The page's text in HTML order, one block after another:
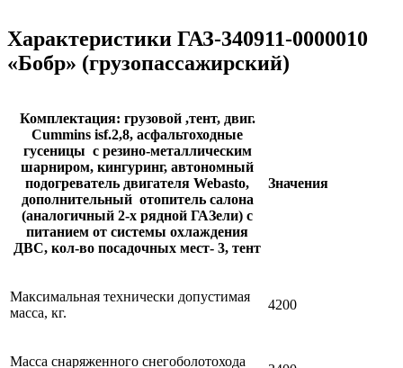
Характеристики ГАЗ-340911-0000010
«Бобр» (грузопассажирский)
Комплектация: грузовой ,тент, двиг.
Cummins isf.2,8, асфальтоходные
гусеницы с резино-металлическим
шарниром, кингуринг, автономный
подогреватель двигателя Webasto,
дополнительный отопитель салона
(аналогичный 2-х рядной ГАЗели) с
питанием от системы охлаждения
ДВС, кол-во посадочных мест- 3, тент
Значения
Максимальная технически допустимая
масса, кг.
4200
Масса снаряженного снегоболотохода